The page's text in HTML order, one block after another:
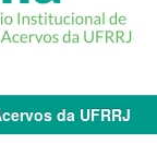
da UFRRJ